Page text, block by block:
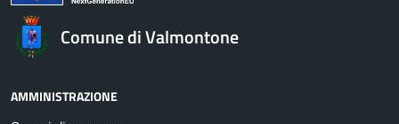
Comune di Valmontone
AMMINISTRAZIONE